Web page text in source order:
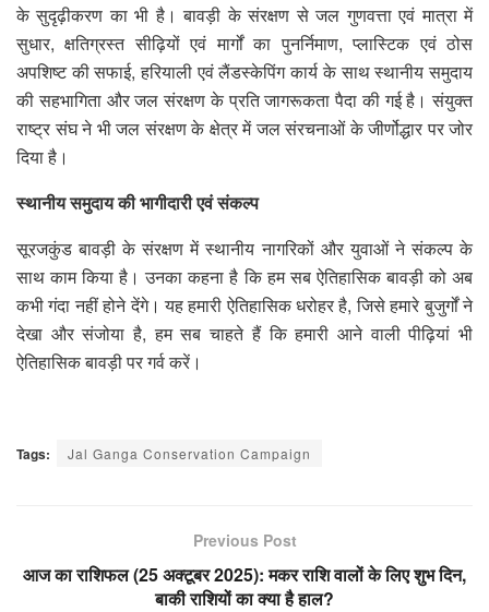
के सुदृढ़ीकरण का भी है। बावड़ी के संरक्षण से जल गुणवत्ता एवं मात्रा में
सुधार, क्षतिग्रस्त सीढ़ियों एवं मार्गों का पुनर्निमाण, प्लास्टिक एवं ठोस
अपशिष्ट की सफाई, हरियाली एवं लैंडस्केपिंग कार्य के साथ स्थानीय समुदाय
की सहभागिता और जल संरक्षण के प्रति जागरूकता पैदा की गई है। संयुक्त
राष्ट्र संघ ने भी जल संरक्षण के क्षेत्र में जल संरचनाओं के जीर्णोद्धार पर जोर
दिया है।
स्थानीय समुदाय की भागीदारी एवं संकल्प
सूरजकुंड बावड़ी के संरक्षण में स्थानीय नागरिकों और युवाओं ने संकल्प के
साथ काम किया है। उनका कहना है कि हम सब ऐतिहासिक बावड़ी को अब
कभी गंदा नहीं होने देंगे। यह हमारी ऐतिहासिक धरोहर है, जिसे हमारे बुजुर्गों ने
देखा और संजोया है, हम सब चाहते हैं कि हमारी आने वाली पीढ़ियां भी
ऐतिहासिक बावड़ी पर गर्व करें।
Tags: Jal Ganga Conservation Campaign
Previous Post
आज का राशिफल (25 अक्टूबर 2025): मकर राशि वालों के लिए शुभ दिन,
बाकी राशियों का क्या है हाल?